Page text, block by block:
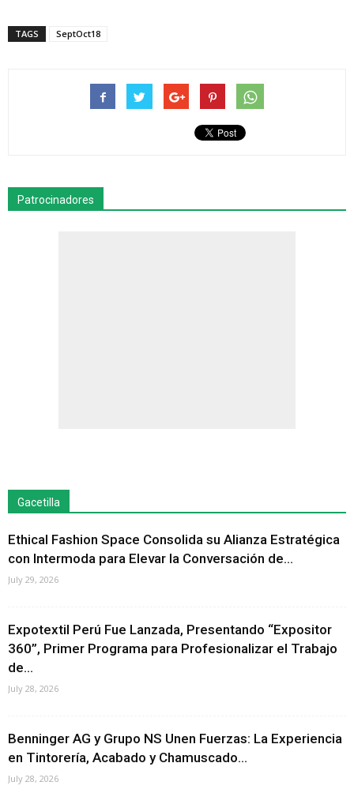
TAGS SeptOct18
Patrocinadores
Gacetilla
Ethical Fashion Space Consolida su Alianza Estratégica
con Intermoda para Elevar la Conversación de...
July 29, 2026
Expotextil Perú Fue Lanzada, Presentando “Expositor
360”, Primer Programa para Profesionalizar el Trabajo
de...
July 28, 2026
Benninger AG y Grupo NS Unen Fuerzas: La Experiencia
en Tintorería, Acabado y Chamuscado...
July 28, 2026